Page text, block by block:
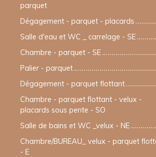
parquet
Dégagement - parquet - placards
Salle d'eau et WC _ carrelage - SE
Chambre - parquet - SE
Palier - parquet
Dégagement - parquet flottant
Chambre - parquet flottant - velux -
placards sous pente - SO
Salle de bains et WC _velux - NE
Chambre/BUREAU_ velux - parquet
- E